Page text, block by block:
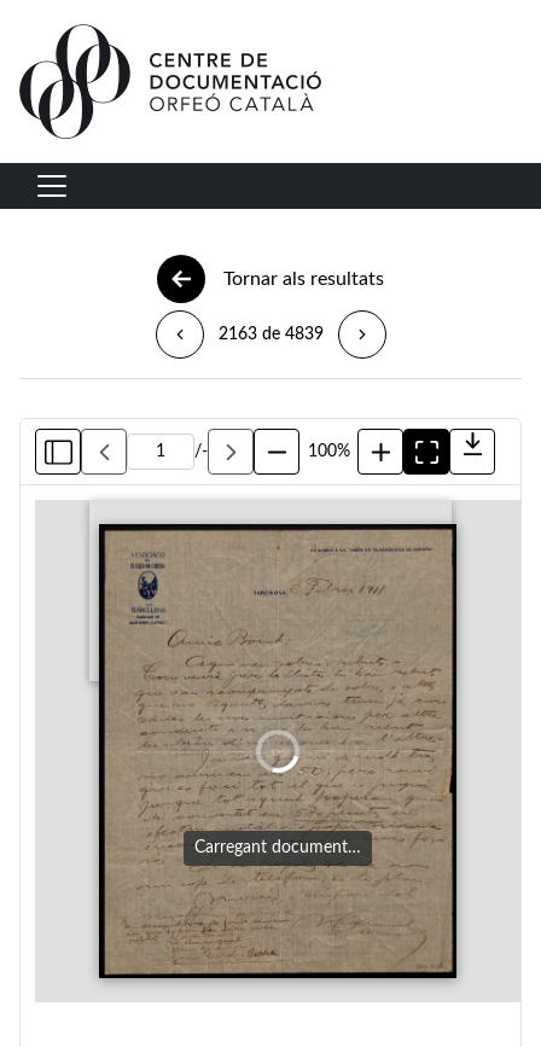
Vés al contingut
Navegació principal
Tornar als resultats
2163 de 4839
/- 100%
Carregant document…